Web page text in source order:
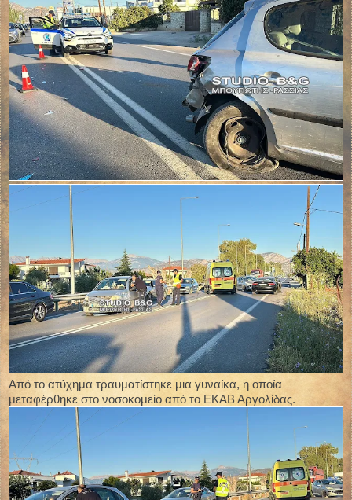
Από το ατύχημα τραυματίστηκε μια γυναίκα, η οποία
μεταφέρθηκε στο νοσοκομείο από το ΕΚΑΒ Αργολίδας.